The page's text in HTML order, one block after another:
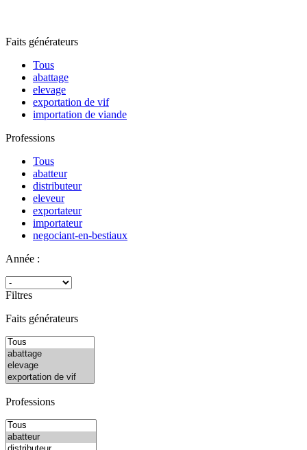
Faits générateurs
Tous
abattage
elevage
exportation de vif
importation de viande
Professions
Tous
abatteur
distributeur
eleveur
exportateur
importateur
negociant-en-bestiaux
Année :
Filtres
Faits générateurs
Professions